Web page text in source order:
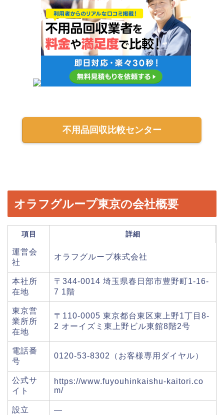
不用品回収比較センター
オラフグループ東京の会社概要
項目 詳細
運営会
社
オラフグループ株式会社
本社所
在地
〒344-0014 埼玉県春日部市豊野町1-16-
7 1階
東京営
業所所
在地
〒110-0005 東京都台東区東上野1丁目8-
2 オーイズミ東上野ビル東館8階2号
電話番
号
0120-53-8302（お客様専用ダイヤル）
公式サ
イト
https://www.fuyouhinkaishu-kaitori.co
m/
設立 ―